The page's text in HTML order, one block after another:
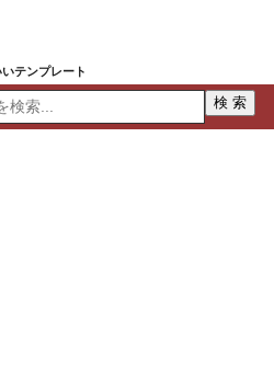
テンプレート